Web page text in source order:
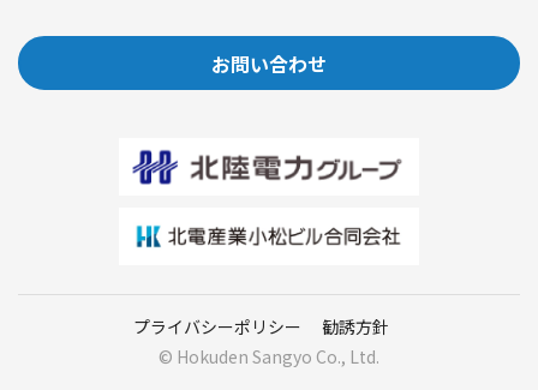
お問い合わせ
プライバシーポリシー
勧誘方針
© Hokuden Sangyo Co., Ltd.